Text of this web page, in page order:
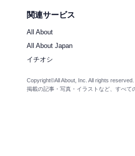
関連サービス
All About
All About Japan
イチオシ
Copyright©All About, Inc. All rights reserved.
掲載の記事・写真・イラストなど、すべて